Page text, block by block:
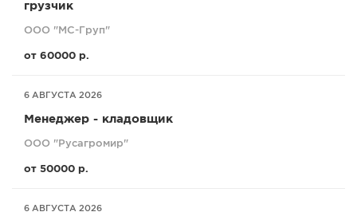
грузчик
ООО "МС-Груп"
от 60000 р.
6 АВГУСТА 2026
Менеджер - кладовщик
ООО "Русагромир"
от 50000 р.
6 АВГУСТА 2026